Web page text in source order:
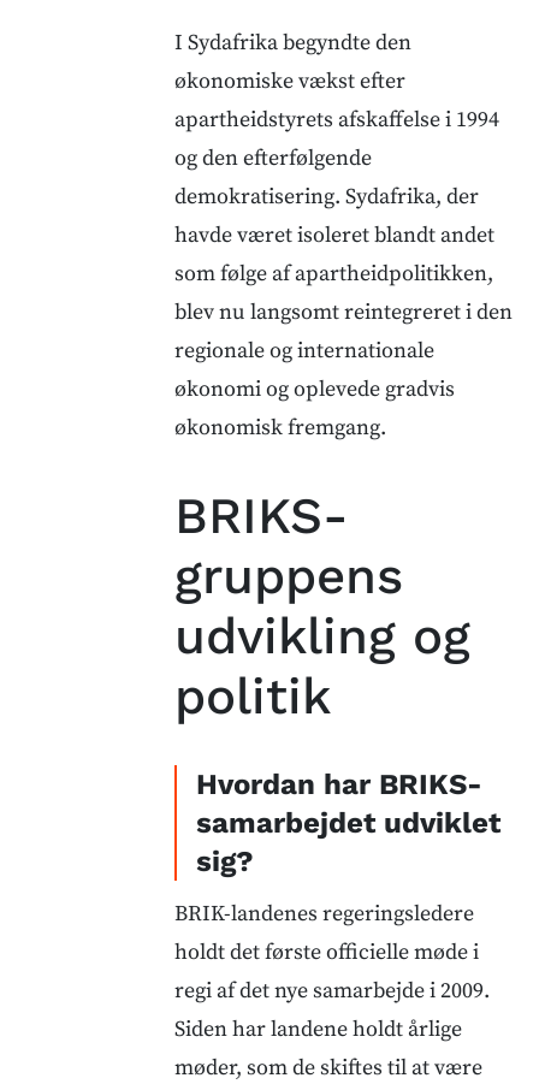
I Sydafrika begyndte den
økonomiske vækst efter
apartheidstyrets afskaffelse i 1994
og den efterfølgende
demokratisering. Sydafrika, der
havde været isoleret blandt andet
som følge af apartheidpolitikken,
blev nu langsomt reintegreret i den
regionale og internationale
økonomi og oplevede gradvis
økonomisk fremgang.
BRIKS-
gruppens
udvikling og
politik
Hvordan har BRIKS-
samarbejdet udviklet
sig?
BRIK-landenes regeringsledere
holdt det første officielle møde i
regi af det nye samarbejde i 2009.
Siden har landene holdt årlige
møder, som de skiftes til at være